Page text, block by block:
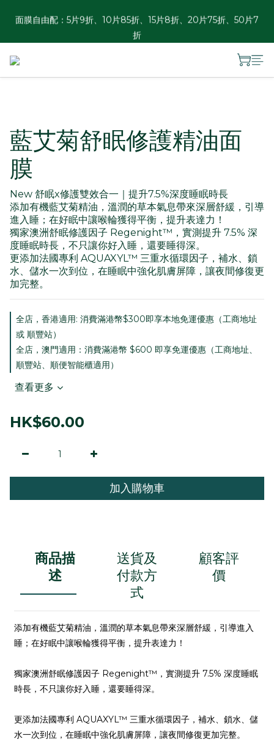
香港訂單滿HKD 300免運 ︱澳門訂單滿HKD 600免運
面膜自由配：5片9折、10片85折、15片8折、20片75折、50片7
折
藍艾菊舒眠修護精油面
膜
New 舒眠x修護雙效合一｜提升7.5%深度睡眠時長
添加有機藍艾菊精油，溫潤的草本氣息帶來深層舒緩，引導
進入睡；在好眠中讓喉輪獲得平衡，提升表達力！​
獨家澳洲舒眠修護因子 Regenight™，實測提升 7.5% 深
度睡眠時長，不只讓你好入睡，還要睡得深。​
更添加法國專利 AQUAXYL™ 三重水循環因子，補水、鎖
水、儲水一次到位，在睡眠中強化肌膚屏障，讓夜間修復更
加完整。​
全店，香港適用: 消費滿港幣$300即享本地免運優惠（工商地址
或 順豐站）
全店，澳門適用：消費滿港幣 $600 即享免運優惠（工商地址、
順豐站、順便智能櫃適用）
查看更多
HK$60.00
加入購物車
商品描
述
送貨及
付款方
式
顧客評
價
添加有機藍艾菊精油，溫潤的草本氣息帶來深層舒緩，引導進入
睡；在好眠中讓喉輪獲得平衡，提升表達力！
獨家澳洲舒眠修護因子 Regenight™，實測提升 7.5% 深度睡眠
時長， 不只讓你好入睡，還要睡得深。
更添加法國專利 AQUAXYL™ 三重水循環因子，補水、鎖水、 儲
水一次到位， 在睡眠中強化肌膚屏障，讓夜間修復更加完整。